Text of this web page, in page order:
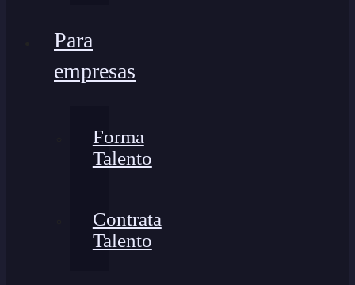
Para
empresas
Forma
Talento
Contrata
Talento